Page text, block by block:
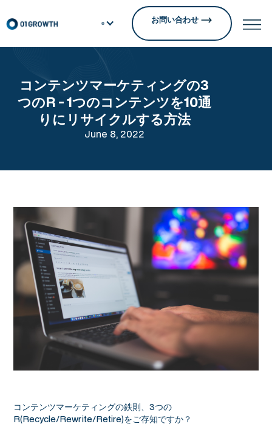
お問い合わせ
コンテンツマーケティングの3
つのR - 1つのコンテンツを10通
りにリサイクルする方法
June 8, 2022
コンテンツマーケティングの鉄則、3つの
R(Recycle/Rewrite/Retire)をご存知ですか？